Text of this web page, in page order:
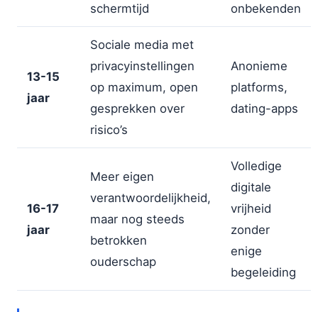
schermtijd
onbekenden
13-15
jaar
Sociale media met
privacyinstellingen
op maximum, open
gesprekken over
risico’s
Anonieme
platforms,
dating-apps
16-17
jaar
Meer eigen
verantwoordelijkheid,
maar nog steeds
betrokken
ouderschap
Volledige
digitale
vrijheid
zonder
enige
begeleiding